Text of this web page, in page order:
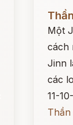
Đọc ngay
Một
cách
Jinn
các
11-
Thần